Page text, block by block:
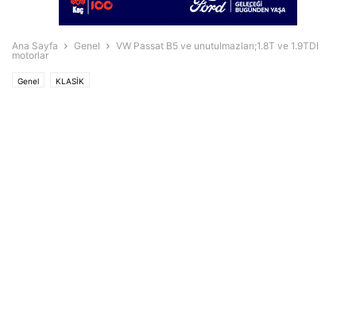
Ana Sayfa Genel
VW Passat B5 ve unutulmazları;1.8T ve 1.9TDI
motorlar
Genel KLASİK